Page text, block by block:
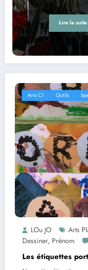
Lire la suite
Arts C1 Outils
LOu JO Arts
Dessiner, Prénom
Les étiquettes